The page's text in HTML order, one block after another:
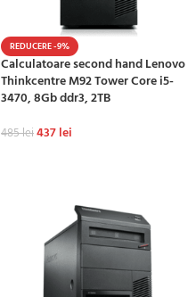
REDUCERE -9%
Calculatoare second hand Lenovo
Thinkcentre M92 Tower Core i5-
3470, 8Gb ddr3, 2TB
485lei437lei